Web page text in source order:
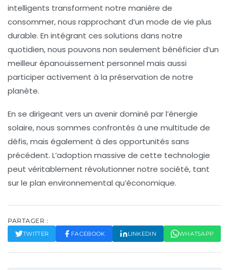
intelligents transforment notre manière de
consommer, nous rapprochant d’un mode de vie plus
durable. En intégrant ces solutions dans notre
quotidien, nous pouvons non seulement bénéficier d’un
meilleur épanouissement personnel mais aussi
participer activement à la préservation de notre
planète.
En se dirigeant vers un avenir dominé par l’énergie
solaire, nous sommes confrontés à une multitude de
défis, mais également à des opportunités sans
précédent. L’adoption massive de cette technologie
peut véritablement révolutionner notre société, tant
sur le plan environnemental qu’économique.
PARTAGER :
TWITTER FACEBOOK LINKEDIN WHATSAPP